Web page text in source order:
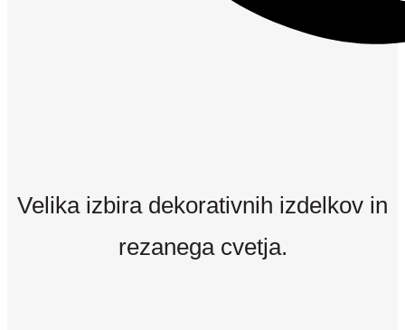
Velika izbira dekorativnih izdelkov in
rezanega cvetja.